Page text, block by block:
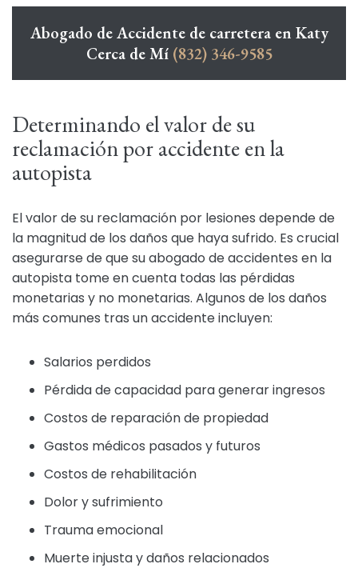
Abogado de Accidente de carretera en Katy
Cerca de Mí (832) 346-9585
Determinando el valor de su
reclamación por accidente en la
autopista
El valor de su reclamación por lesiones depende de
la magnitud de los daños que haya sufrido. Es crucial
asegurarse de que su abogado de accidentes en la
autopista tome en cuenta todas las pérdidas
monetarias y no monetarias. Algunos de los daños
más comunes tras un accidente incluyen:
Salarios perdidos
Pérdida de capacidad para generar ingresos
Costos de reparación de propiedad
Gastos médicos pasados y futuros
Costos de rehabilitación
Dolor y sufrimiento
Trauma emocional
Muerte injusta y daños relacionados